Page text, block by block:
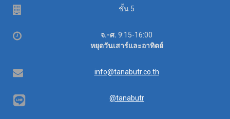
ชั้น 5
Office
จ.-ศ. 9:15-16:00
หยุดวันเสาร์และอาทิตย์
Email info@tanabutr.co.th
@tanabutr